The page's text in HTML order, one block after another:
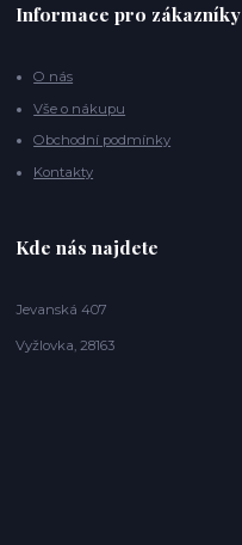
Informace pro zákazníky
O nás
Vše o nákupu
Obchodní podmínky
Kontakty
Kde nás najdete
Jevanská 407
Vyžlovka, 28163